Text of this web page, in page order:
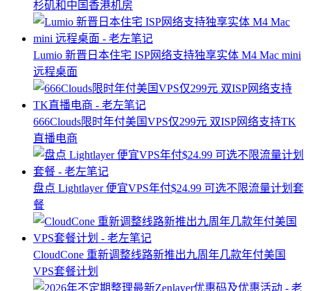
杉矶和中国香港机房
Lumio 新晋日本住宅 ISP网络支持独享实体 M4 Mac mini
远程桌面
666Clouds限时年付美国VPS仅299元 双ISP网络支持TK
直播电商
盘点 Lightlayer 便宜VPS年付$24.99 可选不限流量计划套
餐
CloudCone 重新调整线路新推出九周年几款年付美国
VPS套餐计划